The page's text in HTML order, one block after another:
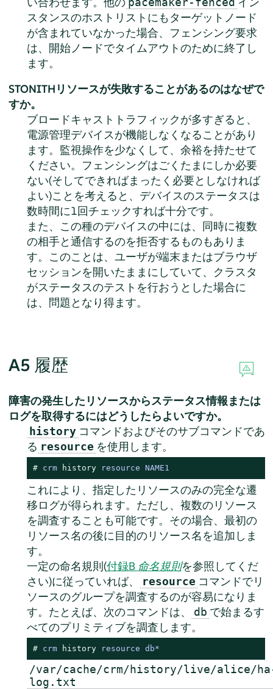
スタンスのホストリストにもターゲットノード
が含まれていなかった場合、フェンシング要求
は、開始ノードでタイムアウトのために終了し
ます。
STONITHリソースが失敗することがあるのはなぜで
すか。
ブロードキャストトラフィックが多すぎると、
電源管理デバイスが機能しなくなることがあり
ます。監視操作を少なくして、余裕を持たせて
ください。フェンシングはごくたまにしか必要
ない(そしてできればまったく必要としなければ
よい)ことを考えると、デバイスのステータスは
数時間に1回チェックすれば十分です。
また、この種のデバイスの中には、同時に複数
の相手と通信するのを拒否するものもありま
す。このことは、ユーザが端末またはブラウザ
セッションを開いたままにしていて、クラスタ
がステータスのテストを行おうとした場合に
は、問題となり得ます。
A5 履歴
障害の発生したリソースからステータス情報または
ログを取得するにはどうしたらよいですか。
history コマンドおよびそのサブコマンドであ
る resource を使用します。
# crm history resource NAME1
これにより、指定したリソースのみの完全な遷
移ログが得られます。ただし、複数のリソース
を調査することも可能です。その場合、最初の
リソース名の後に目的のリソース名を追加しま
す。
一定の命名規則(付録B 命名規則を参照してくだ
さい)に従っていれば、
resource コマンドでリ
ソースのグループを調査するのが容易になりま
す。たとえば、次のコマンドは、
db で始まるす
べてのプリミティブを調査します。
# crm history resource db*
/var/cache/crm/history/live/alice/
log.txt